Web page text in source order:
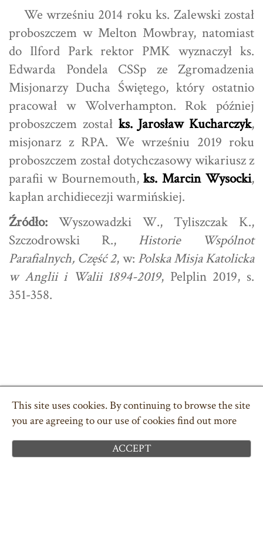
This site uses cookies. By continuing to browse the site
you are agreeing to our use of cookies find out more
We wrześniu 2014 roku ks. Zalewski został
proboszczem w Melton Mowbray, natomiast
do Ilford Park rektor PMK wyznaczył ks.
Edwarda Pondela CSSp ze Zgromadzenia
Misjonarzy Ducha Świętego, który ostatnio
pracował w Wolverhampton. Rok później
proboszczem został ks. Jarosław Kucharczyk,
misjonarz z RPA. We wrześniu 2019 roku
proboszczem został dotychczasowy wikariusz z
parafii w Bournemouth,ks. Marcin Wysocki,
kapłan archidiecezji warmińskiej.
Źródło: Wyszowadzki W., Tyliszczak K.,
Szczodrowski R., Historie Wspólnot
Parafialnych, Część 2, w: Polska Misja Katolicka
w Anglii i Walii 1894-2019, Pelplin 2019, s.
351-358.
POLITYKA PRYWATNOŚCI
CIASTECZKA ( COOKIES )
SITEMAP